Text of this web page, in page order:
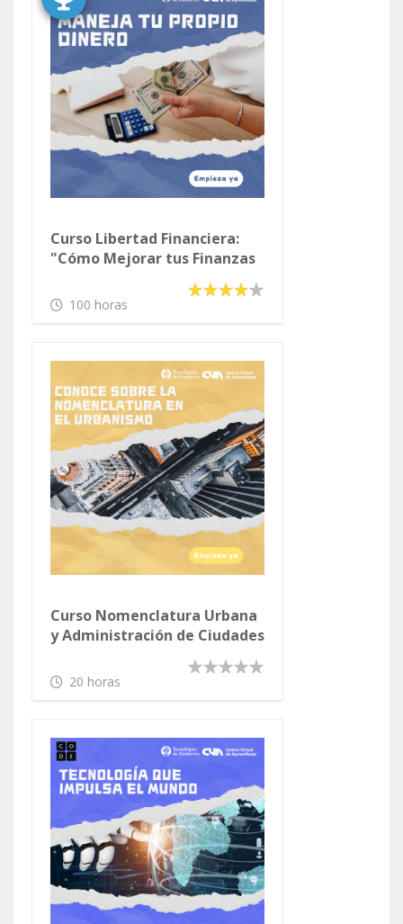
Curso Libertad Financiera:
"Cómo Mejorar tus Finanzas
Personales y tus Hábitos con
el Dinero"
100 horas
Curso Nomenclatura Urbana
y Administración de Ciudades
20 horas